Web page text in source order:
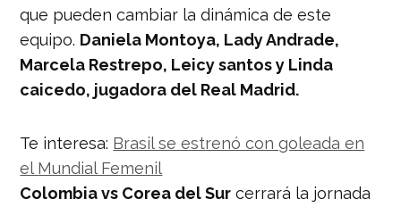
que pueden cambiar la dinámica de este
equipo. Daniela Montoya, Lady Andrade,
Marcela Restrepo, Leicy santos y Linda
caicedo, jugadora del Real Madrid.
Te interesa: Brasil se estrenó con goleada en
el Mundial Femenil
Colombia vs Corea del Sur cerrará la jornada